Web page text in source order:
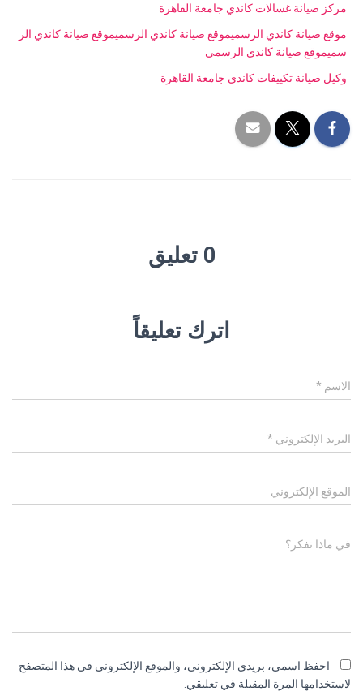
مركز صيانة غسالات كاندي جامعة القاهرة
موقع صيانة كاندي الرسميموقع صيانة كاندي الرسميموقع صيانة كاندي الر
سميموقع صيانة كاندي الرسمي
وكيل صيانة تكييفات كاندي جامعة القاهرة
0 تعليق
اترك تعليقاً
الاسم *
البريد الإلكتروني *
الموقع الإلكتروني
في ماذا تفكر؟
احفظ اسمي، بريدي الإلكتروني، والموقع الإلكتروني في هذا المتصفح
لاستخدامها المرة المقبلة في تعليقي.